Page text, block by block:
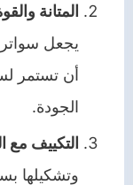
المتانة
يجعل
أن تستمر
الجودة.
التكييف مع
وتشكيلها